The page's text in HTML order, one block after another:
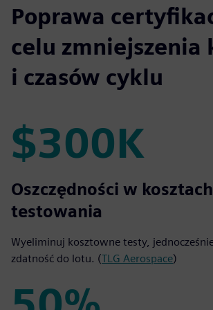
Poprawa
celu zmniejszenia
i czasów cyklu
$300K
$300K
Oszczędności w kosztach
testowania
Wyeliminuj kosztowne testy,
zdatność do lotu. (TLG Aerospace)